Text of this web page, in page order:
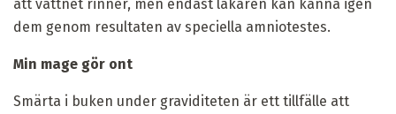
att vattnet rinner, men endast läkaren kan känna igen
dem genom resultaten av speciella amniotestes.
Min mage gör ont
Smärta i buken under graviditeten är ett tillfälle att